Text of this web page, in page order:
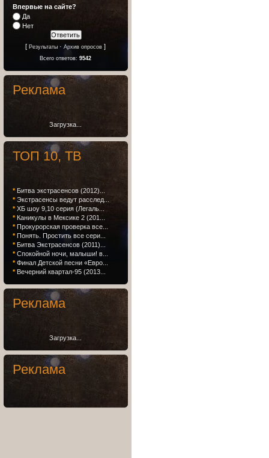
Впервые на сайте?
Да
Нет
[Результаты ·Архив опросов ]
Всего ответов:9542
Реклама
Загрузка...
ТОП 10, ТВ
* Битва экстрасенсов (2012)...
* Экстрасенсы ведут расслед...
* ХБ шоу 9,10 серия (Легаль...
* Каникулы в Мексике 2 (201...
* Прокурорская проверка все...
* Понять. Простить все сери...
* Битва Экстрасенсов (2011)...
* Спокойной ночи, малыши! в...
* Финал Детской песни «Евро...
* Вечерний квартал-95 (2013...
Реклама
Загрузка...
Реклама